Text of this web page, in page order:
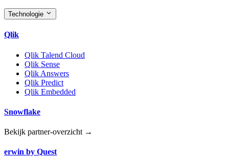
Technologie
Qlik
Qlik Talend Cloud
Qlik Sense
Qlik Answers
Qlik Predict
Qlik Embedded
Snowflake
Bekijk partner-overzicht →
erwin by Quest